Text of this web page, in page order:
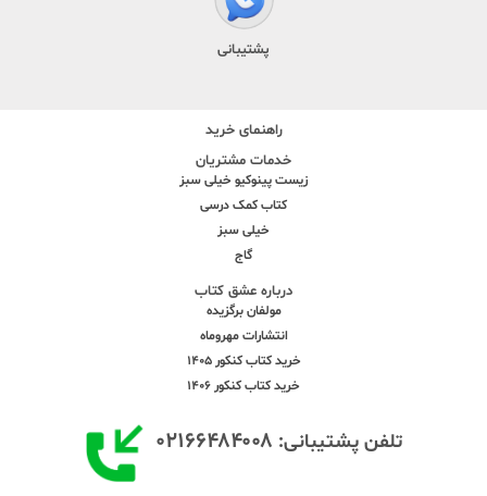
پشتیبانی
راهنمای خرید
خدمات مشتریان
زیست پینوکیو خیلی سبز
کتاب کمک درسی
خیلی سبز
گاج
درباره عشق کتاب
مولفان برگزیده
انتشارات مهروماه
خرید کتاب کنکور 1405
خرید کتاب کنکور 1406
تلفن پشتیبانی: ۰۲۱۶۶۴۸۴۰۰۸